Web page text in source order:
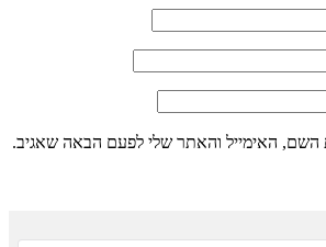
השם, האימייל והאתר שלי לפעם הבאה שאגיב.